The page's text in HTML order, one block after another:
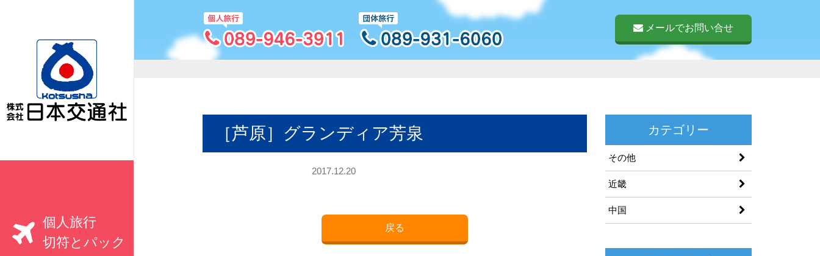
個人旅行
切符とパック
メールでお問い合せ
［芦原］グランディア芳泉
2017.12.20
戻る
カテゴリー
その他
近畿
中国